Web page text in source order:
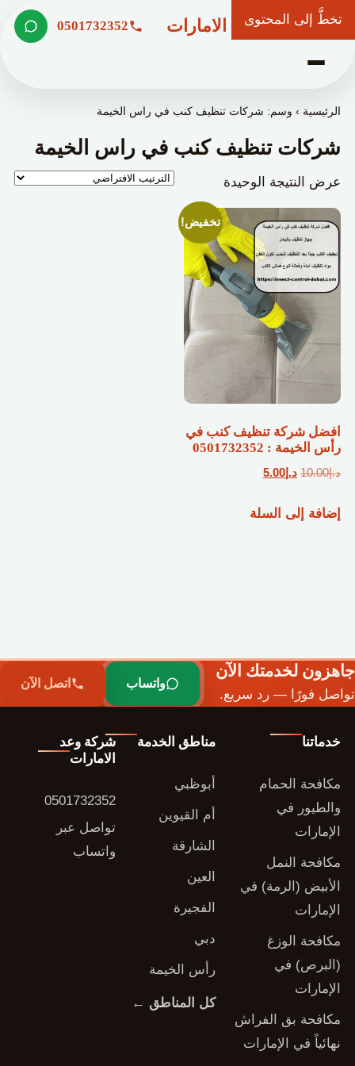
تخطَّ إلى المحتوى
شركة وعد الامارات 0501732352
الرئيسية ›وسم: شركات تنظيف كنب في راس الخيمة
شركات تنظيف كنب في راس الخيمة
عرض النتيجة الوحيدة
تخفيض!
افضل شركة تنظيف كنب في
رأس الخيمة : 0501732352
د.إ10.00 السعر
هو:
د.إ 5.00السعر
هو:
إضافة إلى السلة
جاهزون لخدمتك الآن
تواصل فورًا — رد سريع.
واتساب اتصل الآن
خدماتنا
مكافحة الحمام
والطيور في
الإمارات
مكافحة النمل
الأبيض (الرمة) في
الإمارات
مكافحة الوزغ
(البرص) في
الإمارات
مكافحة بق الفراش
نهائياً في الإمارات
مناطق الخدمة
أبوظبي
أم القيوين
الشارقة
العين
الفجيرة
دبي
رأس الخيمة
كل المناطق ←
شركة وعد
الامارات
0501732352
تواصل عبر
واتساب